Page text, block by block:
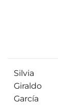
Silvia
Giraldo
García